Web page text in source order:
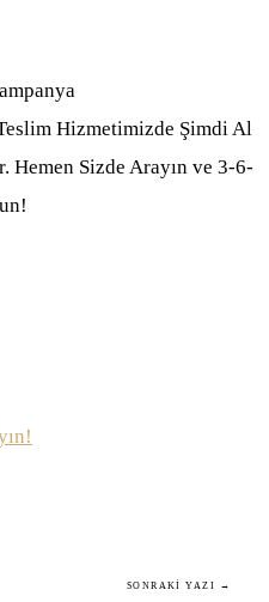
Hizmetimizde Şimdi Al
Hemen Sizde Arayın ve 3-6-
SONRAKI YAZI →